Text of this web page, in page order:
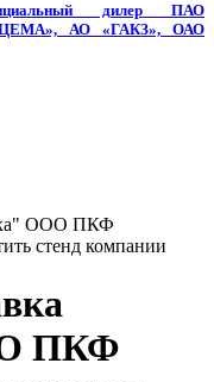
дилерПАО
АО «ГАКЗ», ОАО
ООО ПКФ
стенд компании
ПКФ